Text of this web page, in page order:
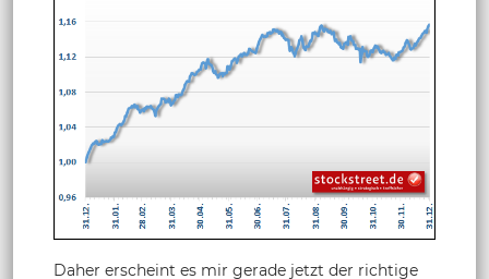
Daher erscheint es mir gerade jetzt der richtige